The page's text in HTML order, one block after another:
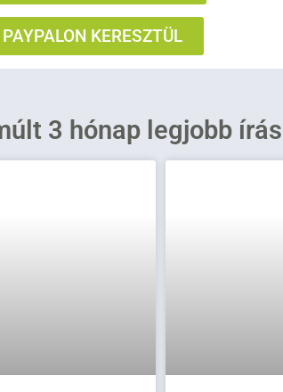
KERESZTÜL
3 hónap legjobb